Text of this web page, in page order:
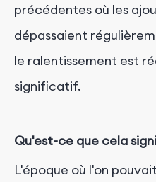
précédentes où les
dépassaient
le ralentissement est
significatif.
Qu'est-ce que cela
L'époque où l'on